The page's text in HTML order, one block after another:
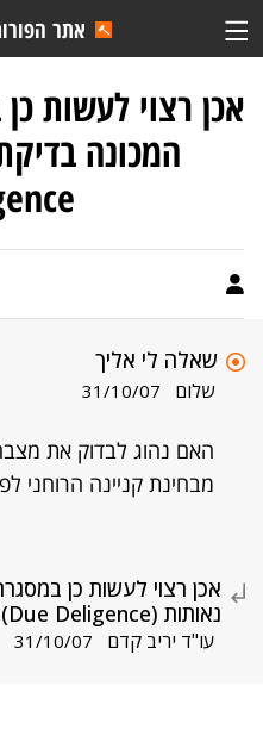
אתר
אכן רצוי לעשות
שאלה לי אליך
שלום 31/10/07
האם נהוג לבדוק את
מבחינת קניינה הרוחני
אכן רצוי לעשות כן
נאותות (Due Deligence)
עו"ד יריב קדם 31/10/07